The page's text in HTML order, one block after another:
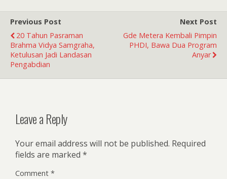
Previous Post
20 Tahun Pasraman
Brahma Vidya Samgraha,
Ketulusan Jadi Landasan
Pengabdian
Next Post
Gde Metera Kembali Pimpin
PHDI, Bawa Dua Program
Anyar
Leave a Reply
Your email address will not be published. Required
fields are marked *
Comment *